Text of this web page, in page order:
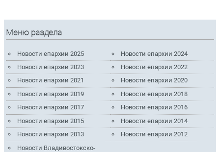
Меню раздела
Новости епархии 2025
Новости епархии 2024
Новости епархии 2023
Новости епархии 2022
Новости епархии 2021
Новости епархии 2020
Новости епархии 2019
Новости епархии 2018
Новости епархии 2017
Новости епархии 2016
Новости епархии 2015
Новости епархии 2014
Новости епархии 2013
Новости епархии 2012
Новости Владивостокско-